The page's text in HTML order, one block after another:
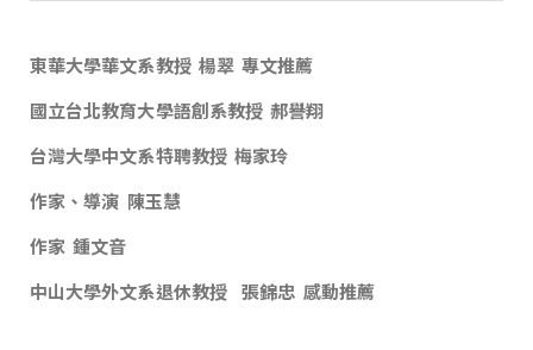
東華大學華文系教授 楊翠 專文推薦
國立台北教育大學語創系教授 郝譽翔
台灣大學中文系特聘教授 梅家玲
作家、導演 陳玉慧
作家 鍾文音
中山大學外文系退休教授 張錦忠 感動推薦